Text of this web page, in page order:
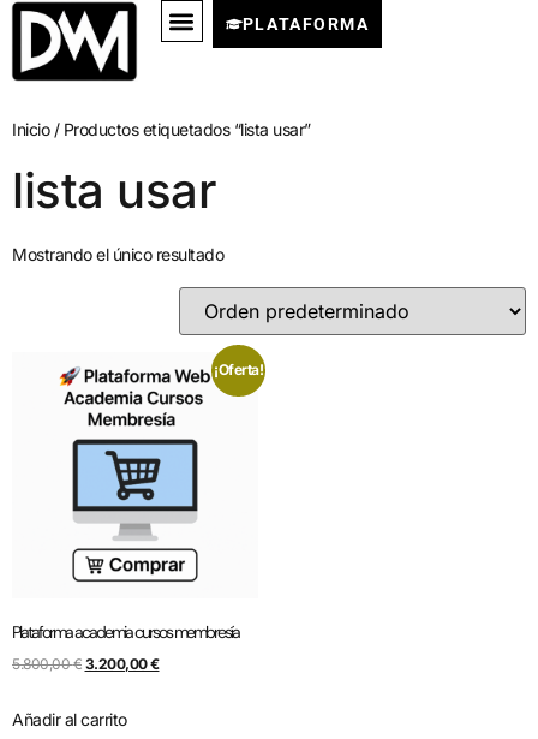
PLATAFORMA
Inicio/ Productos etiquetados “lista usar”
lista usar
Mostrando el único resultado
¡Oferta!
Plataforma academia cursos membresía
5.800,00€ 3.200,00€
Añadir al carrito